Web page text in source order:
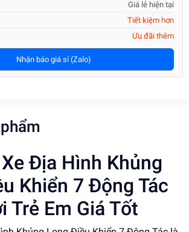
Giá lẻ hiện tại
Tiết kiệm hơn
Ưu đãi thêm
Nhận báo giá sỉ (Zalo)
Địa Hình Khủng
Khiển 7 Động Tác
Trẻ Em Giá Tốt